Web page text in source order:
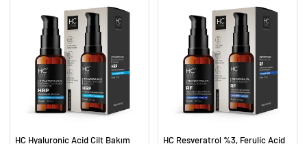
HC Hyaluronic Acid Cilt Bakım
HC Resveratrol %3, Ferulic Acid